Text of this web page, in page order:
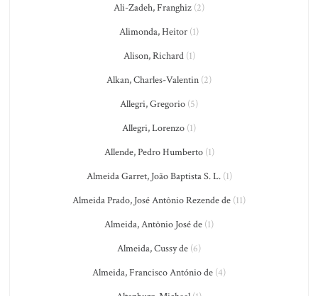
Ali-Zadeh, Franghiz (2)
Alimonda, Heitor (1)
Alison, Richard(1)
Alkan, Charles-Valentin (2)
Allegri, Gregorio (5)
Allegri, Lorenzo (1)
Allende, Pedro Humberto(1)
Almeida Garret, João Baptista S. L.(1)
Almeida Prado, José Antônio Rezende de (11)
Almeida, Antônio José de (1)
Almeida, Cussy de (6)
Almeida, Francisco António de (4)